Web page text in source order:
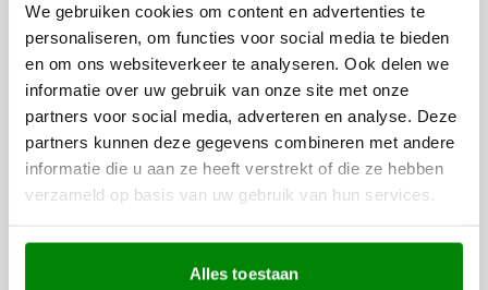
We gebruiken cookies om content en advertenties te
personaliseren, om functies voor social media te bieden
en om ons websiteverkeer te analyseren. Ook delen we
informatie over uw gebruik van onze site met onze
partners voor social media, adverteren en analyse. Deze
partners kunnen deze gegevens combineren met andere
informatie die u aan ze heeft verstrekt of die ze hebben
verzameld op basis van uw gebruik van hun services.
Alles toestaan
Anderen bekeken ook
Bestseller
(34)
woven | Trekkoord |
Lichtgewicht